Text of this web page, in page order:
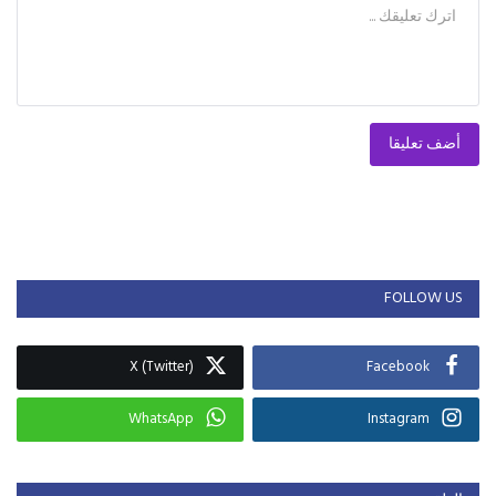
أضف تعليقا
FOLLOW US
Facebook
X (Twitter)
Instagram
WhatsApp